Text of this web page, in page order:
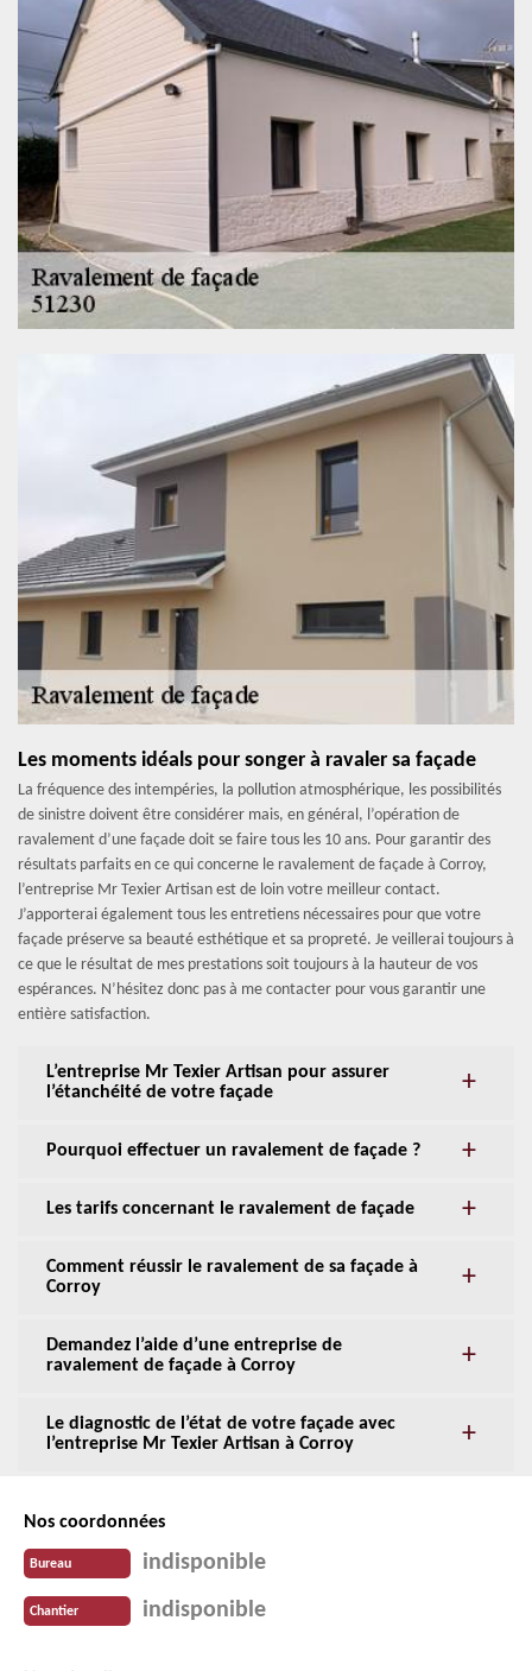
Les moments idéals pour songer à ravaler sa façade
La fréquence des intempéries, la pollution atmosphérique, les possibilités
de sinistre doivent être considérer mais, en général, l’opération de
ravalement d’une façade doit se faire tous les 10 ans. Pour garantir des
résultats parfaits en ce qui concerne le ravalement de façade à Corroy,
l’entreprise Mr Texier Artisan est de loin votre meilleur contact.
J’apporterai également tous les entretiens nécessaires pour que votre
façade préserve sa beauté esthétique et sa propreté. Je veillerai toujours à
ce que le résultat de mes prestations soit toujours à la hauteur de vos
espérances. N’hésitez donc pas à me contacter pour vous garantir une
entière satisfaction.
L’entreprise Mr Texier Artisan pour assurer
l’étanchéité de votre façade
Pourquoi effectuer un ravalement de façade ?
Les tarifs concernant le ravalement de façade
Comment réussir le ravalement de sa façade à
Corroy
Demandez l’aide d’une entreprise de
ravalement de façade à Corroy
Le diagnostic de l’état de votre façade avec
l’entreprise Mr Texier Artisan à Corroy
Nos coordonnées
Bureau indisponible
Chantier indisponible